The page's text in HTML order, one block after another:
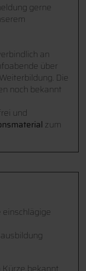
gerne
an
über
Die
noch bekannt
und
zum